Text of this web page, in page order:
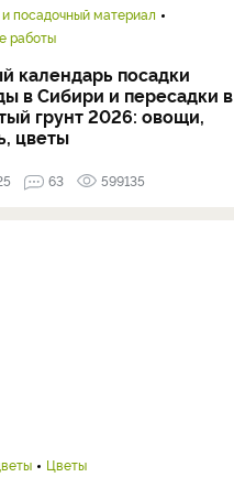
посадочный материал
работы
календарь посадки
в Сибири и пересадки в
грунт 2026: овощи,
цветы
63 599135
Цветы